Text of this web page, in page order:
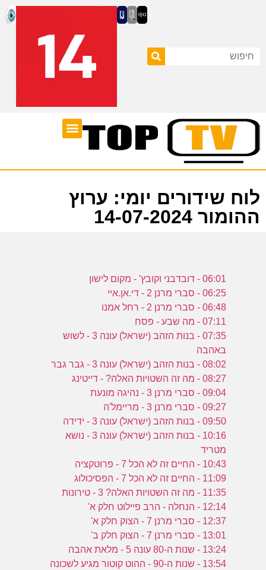
לוח שידורים יומי: ערוץ
ההומור 14-07-2024
06:01 - דובדבני וקובץ' - מקום לישון
06:25 - סברי מרנן 2 - די.אן.איי
06:48 - סברי מרנן 2 - רחל אמנו
07:11 - מה שבע - פסח
07:35 - בנות הזהב (ישראל) עונה 3 - לשוש
באהבה
08:02 - בנות הזהב (ישראל) עונה 3 - גבר גבר
08:27 - מה זה השטויות האלה? - דייטינג
09:04 - סברי מרנן 3 - נהיגה מונעת
09:27 - סברי מרנן 3 - מריימל'ה
09:50 - בנות הזהב (ישראל) עונה 3 - ידידה
10:16 - בנות הזהב (ישראל) עונה 3 - נושא
מטריד
10:43 - החיים זה לא הכל 7 - פרוטקציה
11:09 - החיים זה לא הכל 7 - הפסיכולוג
11:35 - מה זה השטויות האלה? 3 - טירונות
12:14 - הנחלה - הרב פיילוט חלק א'
12:37 - סברי מרנן 7 - הצוק חלק א'
13:01 - סברי מרנן 7 - הצוק חלק ב'
13:24 - שנות ה-80 עונה 5 - מלאת אהבה
13:54 - שנות ה-90 - ההוט קוטור מגיע לשכונה